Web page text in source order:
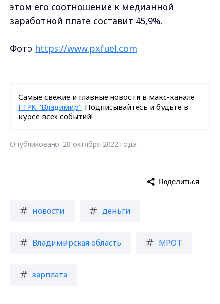
этом его соотношение к медианной
заработной плате составит 45,9%.
Фото https://www.pxfuel.com
Самые свежие и главные новости в макс-канале
ГТРК "Владимир". Подписывайтесь и будьте в
курсе всех событий!
Опубликовано: 20 октября 2022 года
новости деньги
Владимирская область МРОТ
зарплата
Поделиться